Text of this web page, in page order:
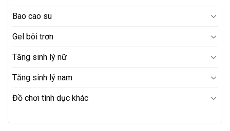
Bao cao su
Gel bôi trơn
Tăng sinh lý nữ
Tăng sinh lý nam
Đồ chơi tình dục khác